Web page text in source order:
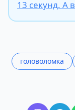
13 секунд. А
головоломка